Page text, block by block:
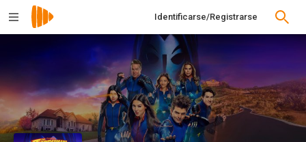
Identificarse/Registrarse